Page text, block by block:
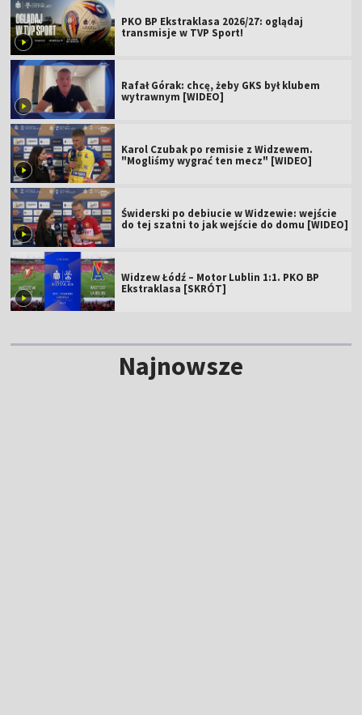
PKO BP Ekstraklasa 2026/27: oglądaj
transmisje w TVP Sport!
Rafał Górak: chcę, żeby GKS był klubem
wytrawnym [WIDEO]
Karol Czubak po remisie z Widzewem.
"Mogliśmy wygrać ten mecz" [WIDEO]
Świderski po debiucie w Widzewie: wejście
do tej szatni to jak wejście do domu [WIDEO]
Widzew Łódź – Motor Lublin 1:1. PKO BP
Ekstraklasa [SKRÓT]
Najnowsze